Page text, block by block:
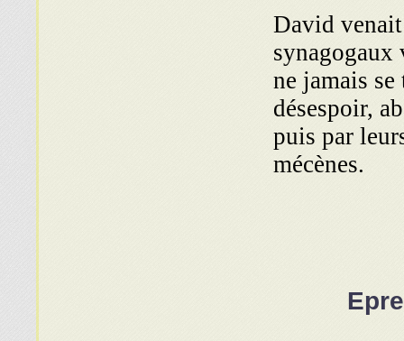
David venait
synagogaux
ne jamais
désespoir,
puis par
mécènes.